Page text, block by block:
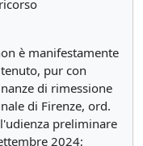
è manifestamente
pur con
di rimessione
di Firenze, ord.
preliminare
2024;